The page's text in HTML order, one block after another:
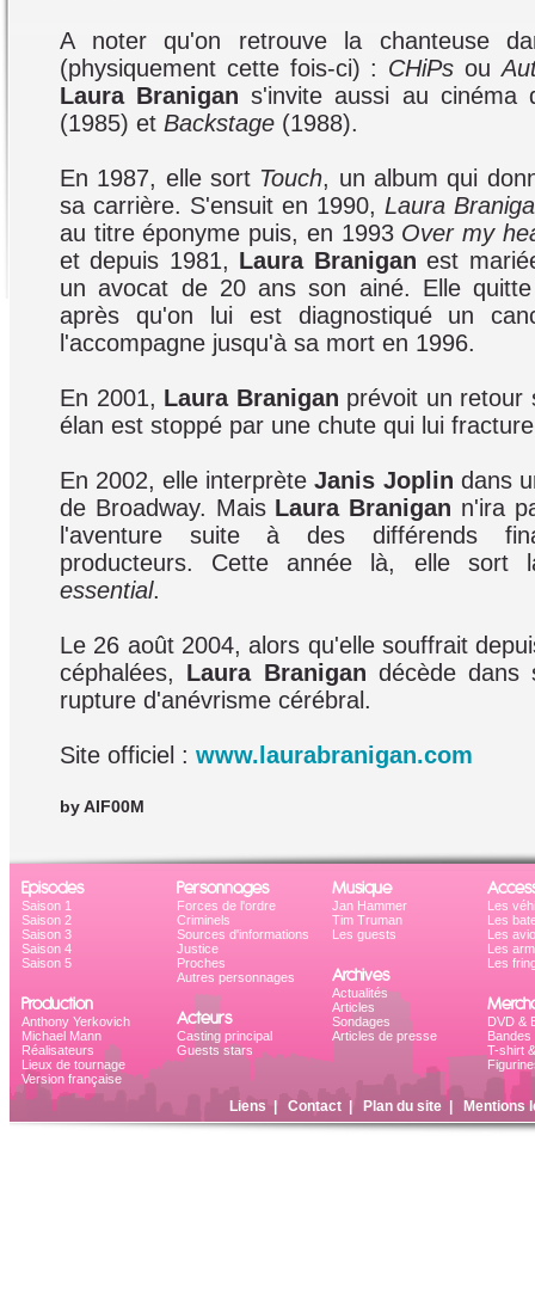
A noter qu'on retrouve la chanteuse
(physiquement cette fois-ci) : CHiPs ou
Laura Branigan s'invite aussi au cinéma
(1985) et Backstage (1988).
En 1987, elle sort Touch, un album qui
sa carrière. S'ensuit en 1990, Laura
au titre éponyme puis, en 1993 Over my
et depuis 1981, Laura Branigan est
un avocat de 20 ans son ainé. Elle
après qu'on lui est diagnostiqué un
l'accompagne jusqu'à sa mort en 1996.
En 2001, Laura Branigan prévoit un retour
élan est stoppé par une chute qui lui
En 2002, elle interprèteJanis Joplin dans
de Broadway. Mais Laura Branigan n'ira
l'aventure suite à des différends
producteurs. Cette année là, elle sort
essential.
Le 26 août 2004, alors qu'elle souffrait
céphalées, Laura Branigan décède dans
rupture d'anévrisme cérébral.
Site officiel : www.laurabranigan.com
by AIF00M
Episodes
Saison 1
Saison 2
Saison 3
Saison 4
Saison 5
Production
Anthony Yerkovich
Michael Mann
Réalisateurs
Lieux de tournage
Version française
Personnages
Forces de l'ordre
Criminels
Sources d'informations
Justice
Proches
Autres personnages
Acteurs
Casting principal
Guests stars
Musique
Jan Hammer
Tim Truman
Les guests
Archives
Actualités
Articles
Sondages
Articles de presse
Les
Les
Les
Les
Les
DVD &
Bandes
T-shirt
Liens Contact| Plan du site| Mentions